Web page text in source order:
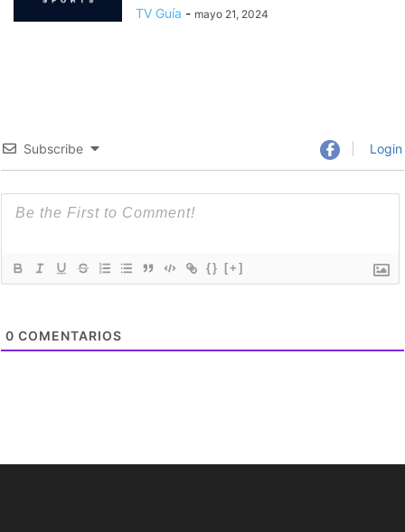
TV Guía - mayo 21, 2024
Subscribe Login
{} [+]
0 COMENTARIOS